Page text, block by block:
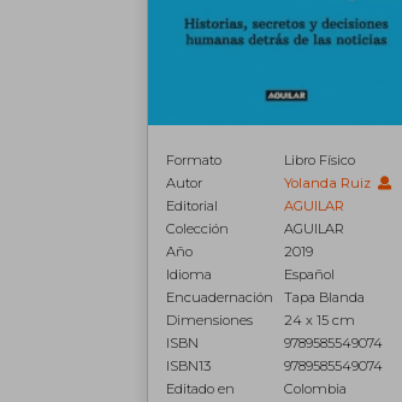
Formato
Libro Físico
Autor
Yolanda Ruiz
Editorial
AGUILAR
Colección
AGUILAR
Año
2019
Idioma
Español
Encuadernación
Tapa Blanda
Dimensiones
24 x 15 cm
ISBN
9789585549074
ISBN13
9789585549074
Editado en
Colombia